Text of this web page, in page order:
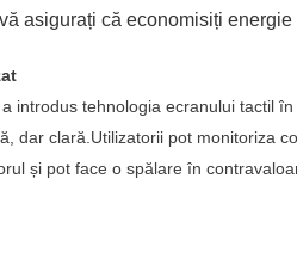
asigurați că economisiți
introdus tehnologia ecranului tactil
dar clară.Utilizatorii pot monitoriza
și pot face o spălare în